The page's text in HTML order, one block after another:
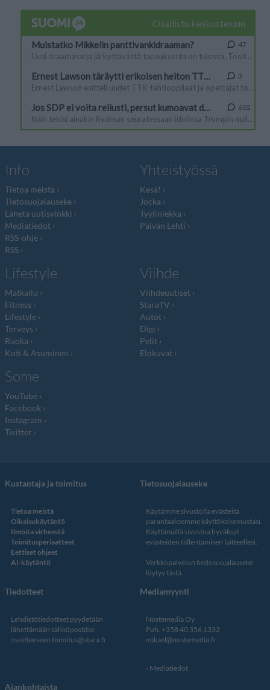
Info
Tietoa meistä
Tietosuojalauseke
Lähetä uutisvinkki
Mediatiedot
RSS-ohje
RSS
Yhteistyössä
Kesä!
Jocka
Tyyliniekka
Päivän Lehti
Lifestyle
Matkailu
Fitness
Lifestyle
Terveys
Ruoka
Koti & Asuminen
Viihde
Viihdeuutiset
StaraTV
Autot
Digi
Pelit
Elokuvat
Some
YouTube
Facebook
Instagram
Twitter
Kustantaja ja toimitus
Tietoa meistä
Oikaisukäytäntö
Ilmoita virheestä
Toimitusperiaatteet
Eettiset ohjeet
AI-käytäntö
Tietosuojalauseke
Käytämme sivustolla evästeitä
parantaaksemme käyttökokemustasi.
Käyttämällä sivustoa hyväksyt
evästeiden tallentamisen laitteellesi.
Verkkopalvelun tiedosuojalauseke
löytyy tästä.
Tiedotteet
Lehdistötiedotteet pyydetään
lähettämään sähköpostitse
osoitteeseen toimitus@stara.fi
Mediamyynti
Nostemedia Oy
Puh. +358 40 356 1332
mikael@nostemedia.fi
Mediatiedot
Ajankohtaista